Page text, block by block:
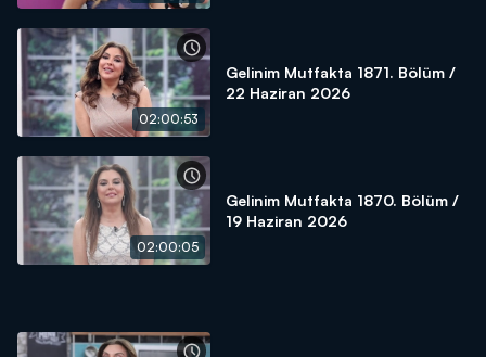
02:00:53
Gelinim Mutfakta 1871. Bölüm /
22 Haziran 2026
02:00:05
Gelinim Mutfakta 1870. Bölüm /
19 Haziran 2026